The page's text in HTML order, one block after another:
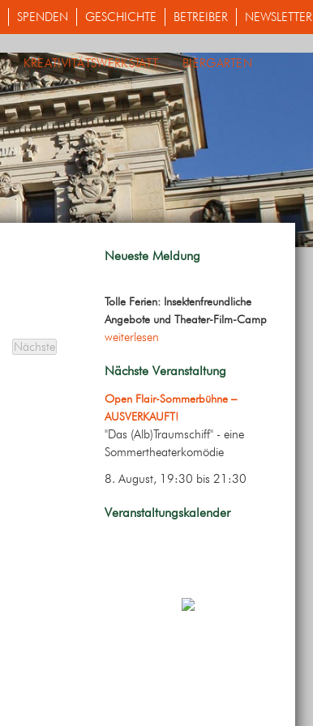
SPENDEN GESCHICHTE BETREIBER NEWSLETTER
KREATIVITÄTSWERKSTATT BIERGARTEN
Nächste
Veranstaltungen
Neueste Meldung
Tolle Ferien: Insektenfreundliche
Angebote und Theater-Film-Camp
weiterlesen
Nächste Veranstaltung
Open Flair-Sommerbühne –
AUSVERKAUFT!
"Das (Alb)Traumschiff" - eine
Sommertheaterkomödie
8. August, 19:30 bis 21:30
Veranstaltungskalender